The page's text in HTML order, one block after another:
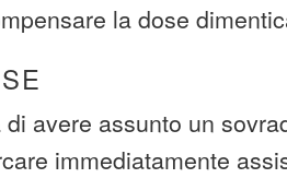
la dose
avere assunto un
immediatamente